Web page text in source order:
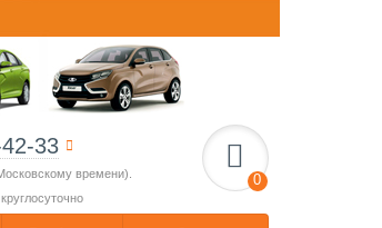
33
времени).
0